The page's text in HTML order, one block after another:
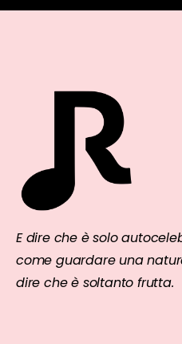
E dire che è solo
come guardare una
dire che è soltanto frutta.